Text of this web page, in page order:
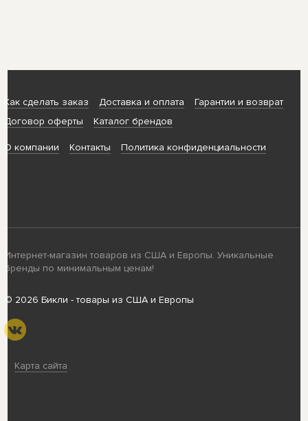
Как сделать заказ Доставка и оплата
Гарантии и возврат
Договор оферты
Каталог брендов
О компании Контакты Политика конфиденциальности
Интернет-магазин товаров из США и Европы. Уникальные
бренды по минимальным ценам!
© 2026 Бикли - товары из США и Европы
Карта сайта